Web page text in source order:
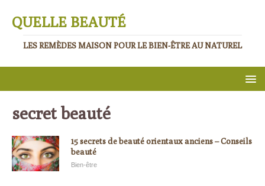
QUELLE BEAUTÉ
LES REMÈDES MAISON POUR LE BIEN-ÊTRE AU NATUREL
secret beauté
15 secrets de beauté orientaux anciens – Conseils
beauté
Bien-être